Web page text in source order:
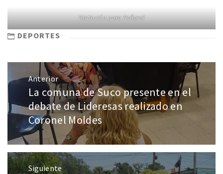
Distinción para Peñarol
DEPORTES
Anterior
La comuna de Suco presente en el
debate de Lideresas realizado en
Coronel Moldes
Siguiente